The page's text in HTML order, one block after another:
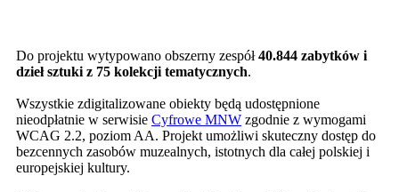
Do projektu wytypowano obszerny zespół40.844 zabytków i
dzieł sztuki z 75 kolekcji tematycznych.
Wszystkie zdigitalizowane obiekty będą udostępnione
nieodpłatnie w serwisie Cyfrowe MNW zgodnie z wymogami
WCAG 2.2, poziom AA. Projekt umożliwi skuteczny dostęp do
bezcennych zasobów muzealnych, istotnych dla całej polskiej i
europejskiej kultury.